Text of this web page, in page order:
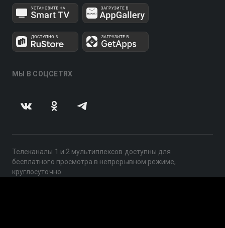
МЫ В СОЦСЕТЯХ
Телеканалы 1 и 2 мультиплексов доступны для
бесплатного просмотра в непрерывном режиме,
круглосуточно.